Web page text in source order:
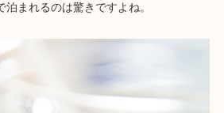
まれるのは驚きですよね。